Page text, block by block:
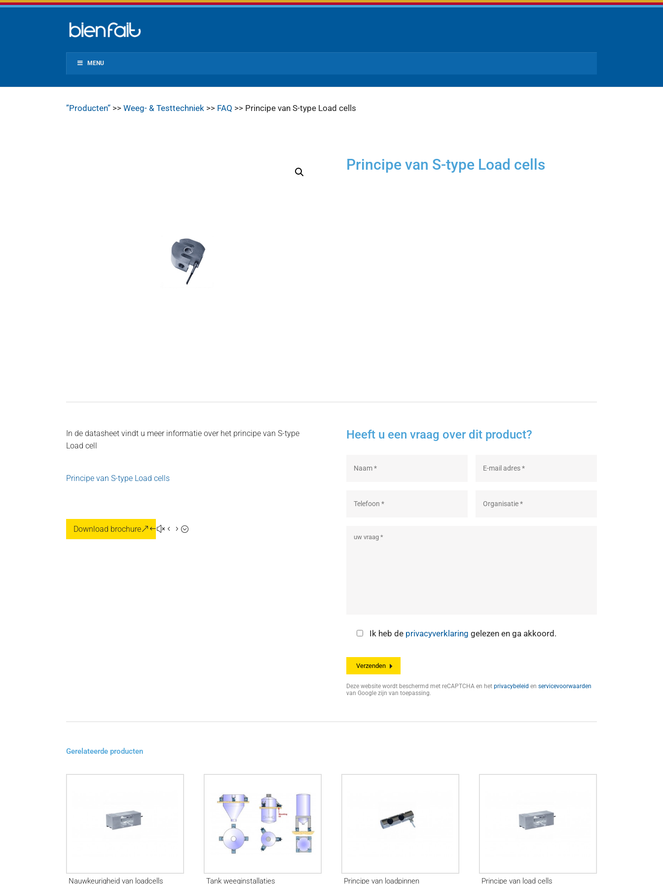
MENU
”Producten” >>Weeg- & Testtechniek >> FAQ >> Principe van S-type Load cells
Principe van S-type Load cells
In de datasheet vindt u meer informatie over het principe van S-type
Load cell
Principe van S-type Load cells
Download brochure
Heeft u een vraag over dit product?
Ik heb de privacyverklaring gelezen en ga akkoord.
Deze website wordt beschermd met reCAPTCHA en het privacybeleid en servicevoorwaarden
van Google zijn van toepassing.
Gerelateerde producten
Nauwkeurigheid van loadcells Tank weeginstallaties Principe van loadpinnen Principe van load cells